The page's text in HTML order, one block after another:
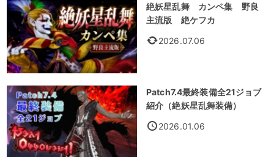
絶妖星乱舞 カンペ集 野良
主流版 絶ケフカ
2026.07.06
Patch7.4最終装備全21ジョブ
紹介（絶妖星乱舞装備）
2026.01.06